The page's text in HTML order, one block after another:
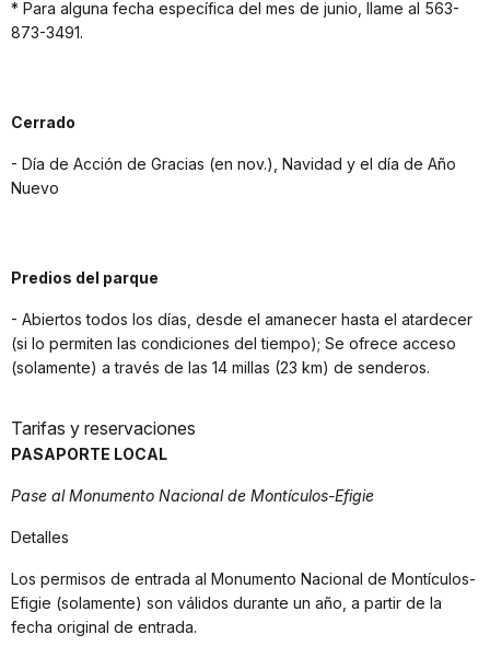
* Para alguna fecha específica del mes de junio, llame al 563-
873-3491.
Cerrado
- Día de Acción de Gracias (en nov.), Navidad y el día de Año
Nuevo
Predios del parque
- Abiertos todos los días, desde el amanecer hasta el atardecer
(si lo permiten las condiciones del tiempo); Se ofrece acceso
(solamente) a través de las 14 millas (23 km) de senderos.
Tarifas y reservaciones
PASAPORTE LOCAL
Pase al Monumento Nacional de Montículos-Efigie
Detalles
Los permisos de entrada al Monumento Nacional de Montículos-
Efigie (solamente) son válidos durante un año, a partir de la
fecha original de entrada.